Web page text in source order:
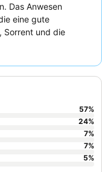
Das Anwesen
eine gute
Sorrent und die
Erlebnis sollten Sie
Charme des
57%
24%
7%
7%
5%